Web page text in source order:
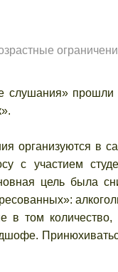
прошли
в
с участием
цель была
количество,